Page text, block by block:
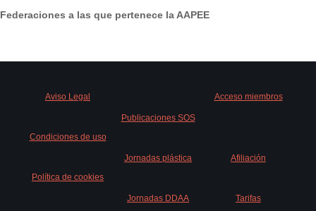
Federaciones a las que pertenece la AAPEE
Aviso Legal
Condiciones de uso
Política de cookies
Publicaciones SOS
Jornadas plástica
Jornadas DDAA
Acceso miembros
Afiliación
Tarifas